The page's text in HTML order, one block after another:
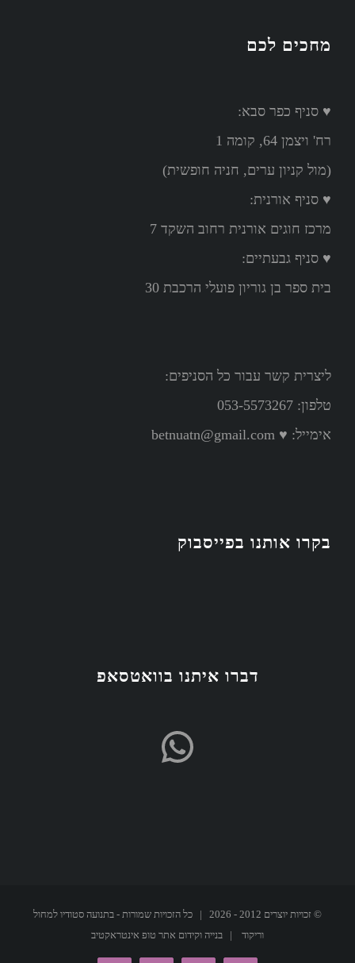
מחכים לכם
♥ סניף כפר סבא:
רח' ויצמן 64, קומה 1
(מול קניון ערים, חניה חופשית)
♥ סניף אורנית:
מרכז חוגים אורנית רחוב השקד 7
♥ סניף גבעתיים:
בית ספר בן גוריון פועלי הרכבת 30
ליצרית קשר עבור כל הסניפים:
טלפון: 053-5573267
אימייל: ♥ betnuatn@gmail.com
בקרו אותנו בפייסבוק
דברו איתנו בוואטסאפ
© זכויות יוצרים 2012 -
2026 | כל הזכויות שמורות - בתנועה סטודיו למחול
וריקוד | בנייה וקידום אתר טופ אינטראקטיב